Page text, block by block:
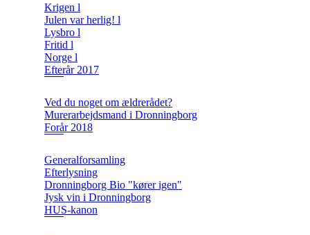
Krigen l
Julen var herlig! l
Lysbro l
Fritid l
Norge l
Efterår 2017
Ved du noget om ældrerådet?
Murerarbejdsmand i Dronningborg
Forår 2018
Generalforsamling
Efterlysning
Dronningborg Bio "kører igen"
Jysk vin i Dronningborg
HUS-kanon